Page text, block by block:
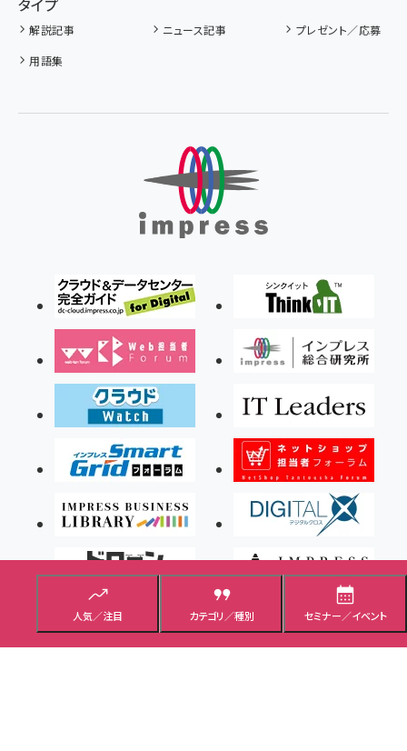
人気／注目 カテゴリ／種別 セミナー／イベント
タイプ
解説記事 ニュース記事
プレゼント／応募
用語集